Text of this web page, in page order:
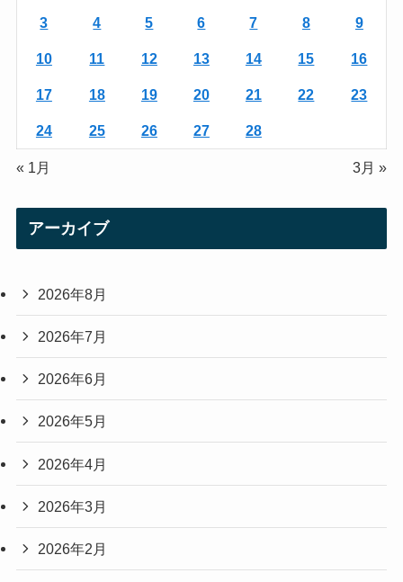
3 4 5 6 7 8 9
10 11 12 13 14 15 16
17 18 19 20 21 22 23
24 25 26 27 28
« 1月 3月 »
アーカイブ
2026年8月
2026年7月
2026年6月
2026年5月
2026年4月
2026年3月
2026年2月